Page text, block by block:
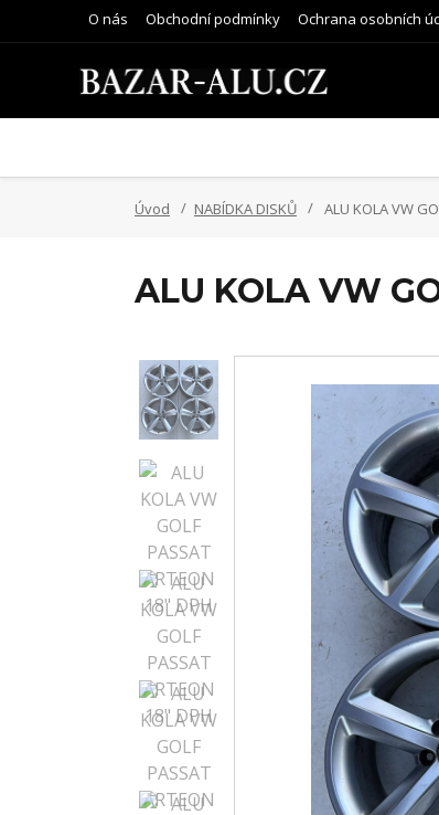
O nás Obchodní podmínky Ochrana osobních
Úvod NABÍDKA DISKŮ ALU KOLA VW
ALU KOLA VW